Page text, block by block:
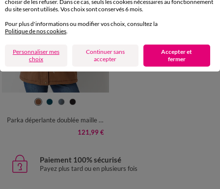
38 40 42 44
Parka déperlante doublée maille polaire
121,99 €
Paiement 100% sécurisé
Payez plus tard ou en plusieurs fois
choisir de les refuser. Dans ce cas, seuls les cookies nécessaires au fonctionnement
du site seront utilisés. Vos choix sont conservés 6 mois.
Pour plus d'informations ou modifier vos choix, consultez la
Politique de nos cookies
Personnaliser mes
choix
Continuer sans
accepter
Accepter et
fermer